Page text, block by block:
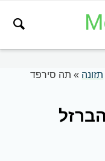
תזונה » תה סירפד